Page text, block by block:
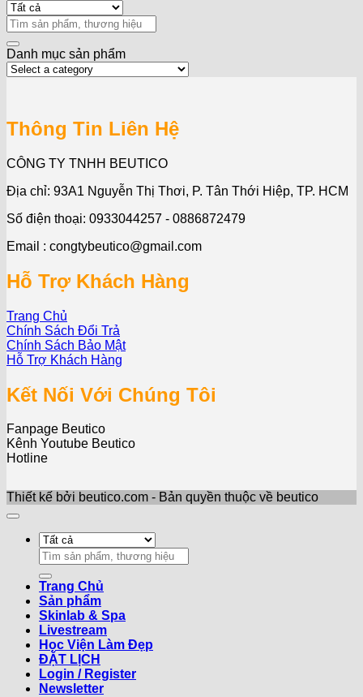
Search
for:
Danh mục sản phẩm
Thông Tin Liên Hệ
CÔNG TY TNHH BEUTICO
Địa chỉ: 93A1 Nguyễn Thị Thơi, P. Tân Thới Hiệp, TP. HCM
Số điện thoại: 0933044257 - 0886872479
Email : congtybeutico@gmail.com
Hỗ Trợ Khách Hàng
Trang Chủ
Chính Sách Đổi Trả
Chính Sách Bảo Mật
Hỗ Trợ Khách Hàng
Kết Nối Với Chúng Tôi
Fanpage Beutico
Kênh Youtube Beutico
Hotline
Thiết kế bởi beutico.com - Bản quyền thuộc về beutico
Search
for:
Trang Chủ
Sản phẩm
Skinlab & Spa
Livestream
Học Viện Làm Đẹp
ĐẶT LỊCH
Login / Register
Newsletter